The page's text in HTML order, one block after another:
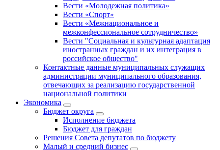
Вести «Молодежная политика»
Вести «Спорт»
Вести «Межнациональное и
межконфессиональное сотрудничество»
Вести "Социальная и культурная адаптация
иностранных граждан и их интеграция в
российское общество"
Контактные данные муниципальных служащих
администрации муниципального образования,
отвечающих за реализацию государственной
национальной политики
Экономика
Бюджет округa
Исполнение бюджета
Бюджет для граждан
Решения Совета депутатов по бюджету
Малый и средний бизнес